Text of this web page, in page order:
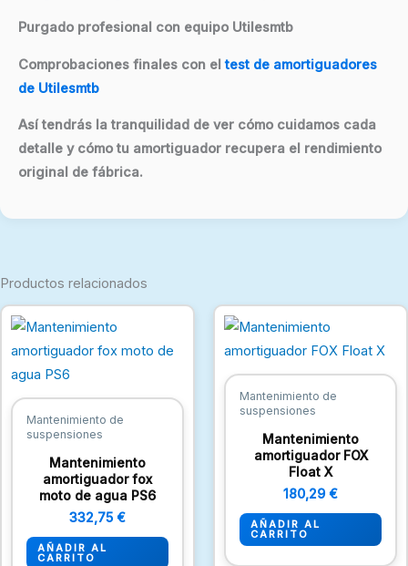
Purgado profesional con equipo Utilesmtb
Comprobaciones finales con eltest de amortiguadores
de Utilesmtb
Así tendrás la tranquilidad de ver cómo cuidamos cada
detalle y cómo tu amortiguador recupera el rendimiento
original de fábrica.
Productos relacionados
Mantenimiento de
suspensiones
Mantenimiento
amortiguador fox
moto de agua PS6
332,75 €
AÑADIR AL
CARRITO
Mantenimiento de
suspensiones
Mantenimiento
amortiguador FOX
Float X
180,29 €
AÑADIR AL
CARRITO